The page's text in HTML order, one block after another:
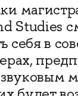
Studies
себя в
звуковым